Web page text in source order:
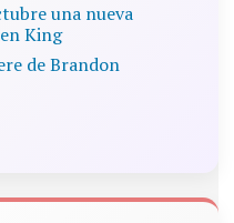
una nueva
King
de Brandon